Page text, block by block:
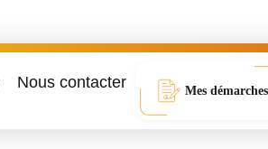
Nous contacter Mes démarches